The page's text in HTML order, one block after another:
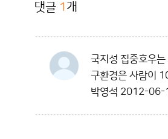
댓글 1 개
국지성 집중호우
구환경은 사람이
박영석 2012-06-